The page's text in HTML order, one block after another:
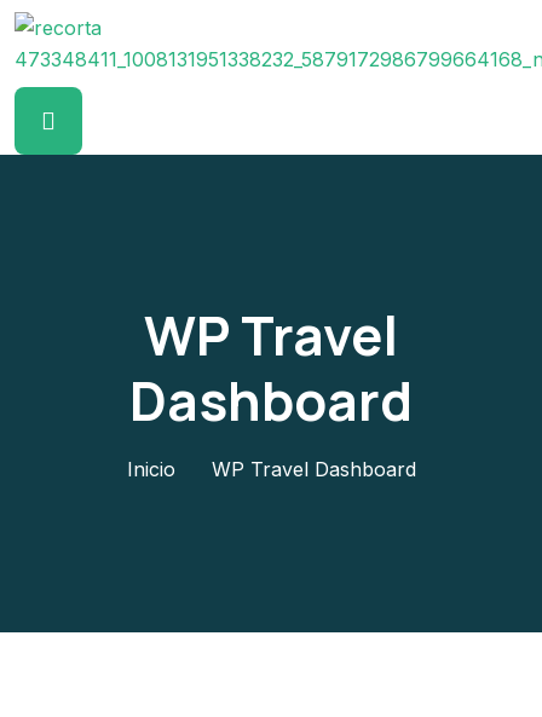
WP Travel
Dashboard
Inicio WP Travel Dashboard